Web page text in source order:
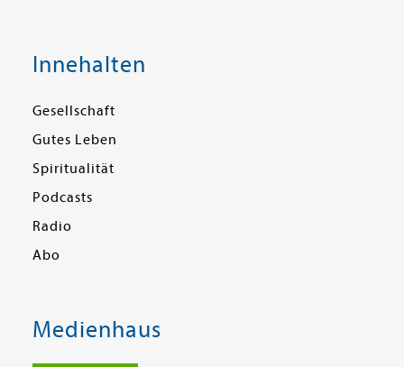
Innehalten
Gesellschaft
Gutes Leben
Spiritualität
Podcasts
Radio
Abo
Medienhaus